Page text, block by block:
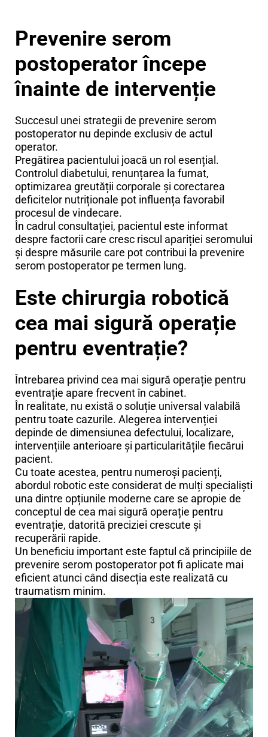
Prevenire serom
postoperator începe
înainte de intervenție
Succesul unei strategii de prevenire serom
postoperator nu depinde exclusiv de actul
operator.
Pregătirea pacientului joacă un rol esențial.
Controlul diabetului, renunțarea la fumat,
optimizarea greutății corporale și corectarea
deficitelor nutriționale pot influența favorabil
procesul de vindecare.
În cadrul consultației, pacientul este informat
despre factorii care cresc riscul apariției seromului
și despre măsurile care pot contribui la prevenire
serom postoperator pe termen lung.
Este chirurgia robotică
cea mai sigură operație
pentru eventrație?
Întrebarea privind cea mai sigură operație pentru
eventrație apare frecvent în cabinet.
În realitate, nu există o soluție universal valabilă
pentru toate cazurile. Alegerea intervenției
depinde de dimensiunea defectului, localizare,
intervențiile anterioare și particularitățile fiecărui
pacient.
Cu toate acestea, pentru numeroși pacienți,
abordul robotic este considerat de mulți specialiști
una dintre opțiunile moderne care se apropie de
conceptul de cea mai sigură operație pentru
eventrație, datorită preciziei crescute și
recuperării rapide.
Un beneficiu important este faptul că principiile de
prevenire serom postoperator pot fi aplicate mai
eficient atunci când disecția este realizată cu
traumatism minim.